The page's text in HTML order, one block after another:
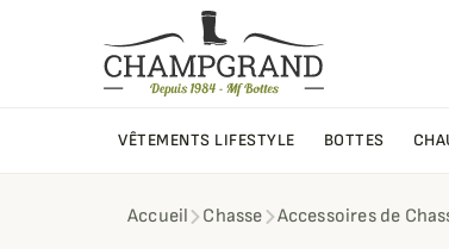
VÊTEMENTS LIFESTYLE BOTTES
Accueil Chasse Accessoires de